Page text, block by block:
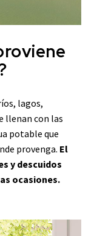
lagos,
llenan con las
potable que
provenga. El
y descuidos
ocasiones.